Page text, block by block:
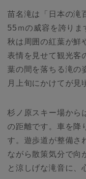
苗名滝は「日本の滝
55ｍの威容を誇りま
秋は周囲の紅葉が鮮
表情を見せて観光客
葉の間を落ちる滝の
月上旬にかけてが見
杉ノ原スキー場から
の距離です。車を降
す。遊歩道が整備さ
ながら散策気分で向
と涼しげな滝音に、